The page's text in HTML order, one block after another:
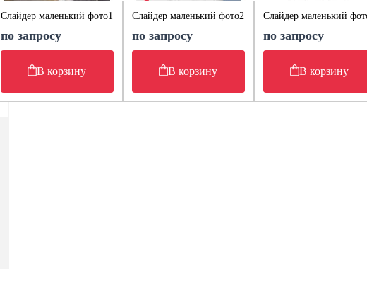
Слайдер маленький фото1
по запросу
В корзину
Слайдер маленький фото2
по запросу
В корзину
Слайдер маленький
по запросу
В корзину